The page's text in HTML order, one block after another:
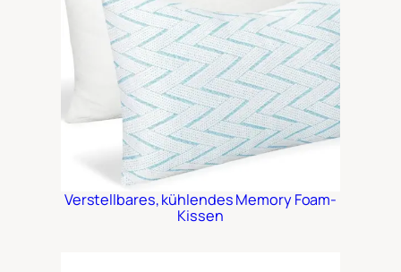
Verstellbares, kühlendes Memory Foam-
Kissen